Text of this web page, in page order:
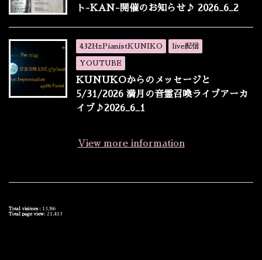
ト-KAN-開催のお知らせ♪ 2026_6_2
432HzPianistKUNIKO live配信
YOUTUBE
KUNUKOからのメッセージと
5/31/2026 満月の音霊召喚ライブアーカ
イブ♪2026_6_1
View more information
Total visitors : 13,366
Total page view: 21,413